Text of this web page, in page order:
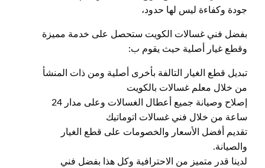
جودة وكفاءة ليس لها حدود،
بفضل فني غسالات الكويت ستحصل على خدمة مميزة
وقطع غيار أصلية حيث يقوم ب:
تبديل قطع الغيار التالفة بأخرى أصلية ومن ذات المنشأ
من خلال معلم غسالات بالكويت
إصلاح وصيانة جميع أعطال الغسالات وعلى مدار 24
ساعة من خلال فني غسالات اتوماتيك
تقديم أفضل الأسعار والخصومات على قطع الغيار
والصيانة.
لدينا قدر متميز من الاحترافية وكل هذا بفضل فني